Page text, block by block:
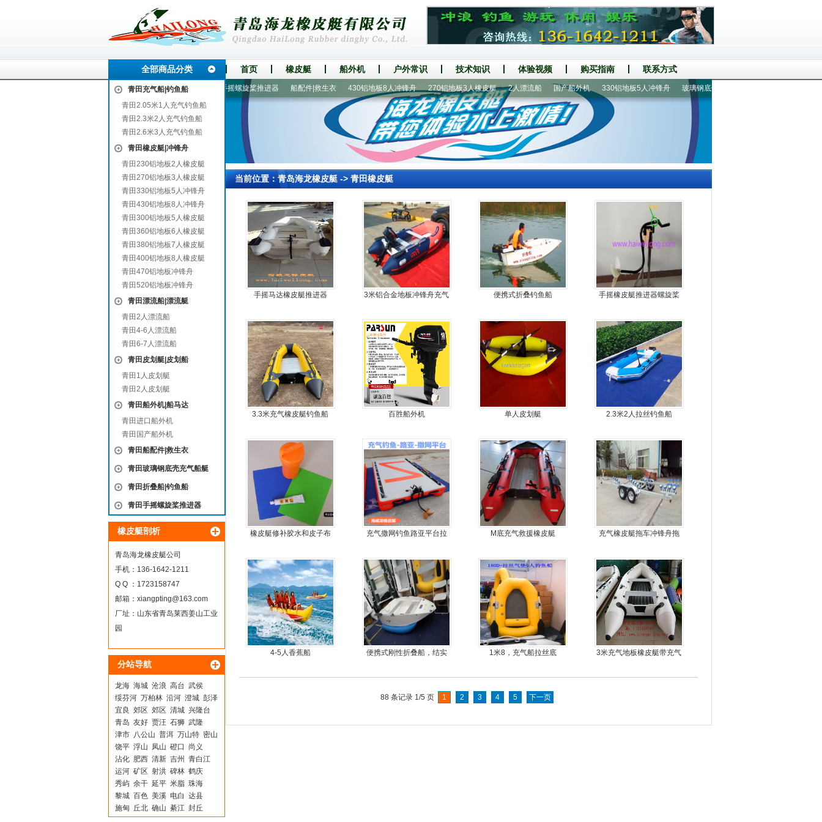
全部商品分类 首页 橡皮艇 船外机 户外常识 技术知识 体验视频 购买指南 联系方式
青田充气船|钓鱼船
青田2.05米1人充气钓鱼船
青田2.3米2人充气钓鱼船
青田2.6米3人充气钓鱼船
青田橡皮艇|冲锋舟
青田230铝地板2人橡皮艇
青田270铝地板3人橡皮艇
青田330铝地板5人冲锋舟
青田430铝地板8人冲锋舟
青田300铝地板5人橡皮艇
青田360铝地板6人橡皮艇
青田380铝地板7人橡皮艇
青田400铝地板8人橡皮艇
青田470铝地板冲锋舟
青田520铝地板冲锋舟
青田漂流船|漂流艇
青田2人漂流船
青田4-6人漂流船
青田6-7人漂流船
青田皮划艇|皮划船
青田1人皮划艇
青田2人皮划艇
青田船外机|船马达
青田进口船外机
青田国产船外机
青田船配件|救生衣
青田玻璃钢底壳充气船艇
青田折叠船|钓鱼船
青田手摇螺旋桨推进器
橡皮艇剖析
青岛海龙橡皮艇公司
手机：136-1642-1211
Q Q ：1723158747
邮箱： xiangpting@163.com
厂址：山东省青岛莱西姜山工业
园
分站导航
龙海 海城 沧浪 高台 武侯
绥芬河 万柏林 沿河 澄城 彭泽
宜良 郊区 郊区 清城 兴隆台
青岛 友好 贾汪 石狮 武隆
津市 八公山 普洱 万山特 密山
饶平 浮山 凤山 磴口 尚义
沾化 肥西 清新 吉州 青白江
运河 矿区 射洪 碑林 鹤庆
秀屿 余干 延平 米脂 珠海
黎城 百色 美溪 电白 达县
施甸
丘北 确山 綦江 封丘
520铝地板冲锋舟 皮划艇|皮划船 手摇螺旋桨推进器 船配件|救生衣 430铝地板8人冲锋舟 270铝地板3人橡皮艇 2人漂流船 国产船外机 330铝地板5人冲锋舟 玻璃钢底壳充气船艇
当前位置： 青岛海龙橡皮艇-> 青田橡皮艇
手摇马达橡皮艇推进器
3米铝合金地板冲锋舟充气
便携式折叠钓鱼船
手摇橡皮艇推进器螺旋桨
3.3米充气橡皮艇钓鱼船 百胜船外机 单人皮划艇 2.3米2人拉丝钓鱼船
橡皮艇修补胶水和皮子布
充气撒网钓鱼路亚平台拉
M底充气救援橡皮艇
充气橡皮艇拖车冲锋舟拖
4-5人香蕉船
便携式刚性折叠船，结实
1米8，充气船拉丝底
3米充气地板橡皮艇带充气
88 条记录 1/5 页 1 2 3 4 5 下一页